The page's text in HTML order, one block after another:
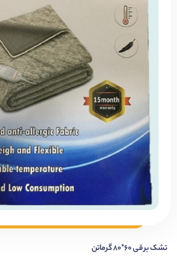
تشک برقی ۶۰*۸۰ گرماتن